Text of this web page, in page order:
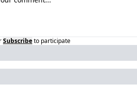
Subscribeto participate